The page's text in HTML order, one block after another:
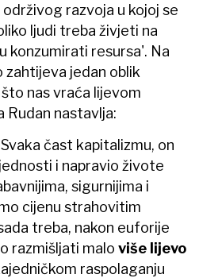
razvoja u kojoj se
ljudi treba živjeti na
konzumirati resursa'. Na
jedan oblik
nas vraća lijevom
Rudan nastavlja:
čast kapitalizmu, on
i napravio živote
sigurnijima i
cijenu strahovitim
treba, nakon euforije
razmišljati malo više lijevo
raspolaganju